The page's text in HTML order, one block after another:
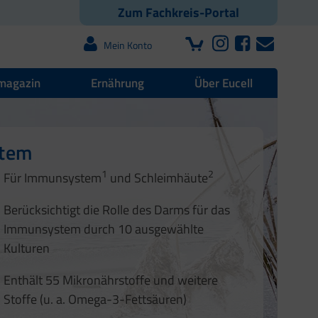
Zum Fachkreis-Portal
Mein Konto
Ernährung Über Eucell
Für Immunsystem1 und Schleimhäute2
Berücksichtigt die Rolle des Darms für das
Immunsystem durch 10 ausgewählte
Kulturen
Enthält 55 Mikronährstoffe und weitere
Stoffe (u. a. Omega-3-Fettsäuren)
3
Darm